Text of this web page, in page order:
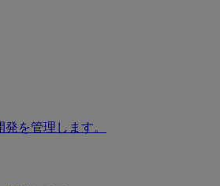
を管理します。